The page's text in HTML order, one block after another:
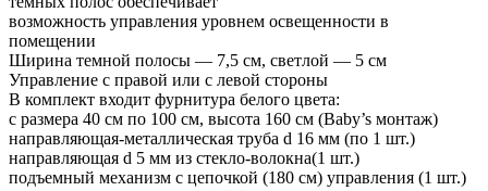
возможность управления уровнем освещенности в
помещении
Ширина темной полосы — 7,5 см, светлой — 5 см
Управление с правой или с левой стороны
В комплект входит фурнитура белого цвета:
с размера 40 см по 100 см, высота 160 см (Baby’s монтаж)
направляющая-металлическая труба d 16 мм (по 1 шт.)
направляющая d 5 мм из стекло-волокна(1 шт.)
подъемный механизм с цепочкой (180 см) управления (1 шт.)